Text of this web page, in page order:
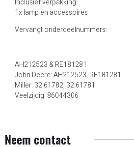
Inclusief verpakking:
1x lamp en accessoires
Vervangt onderdeelnummers:
AH212523 & RE181281
John Deere: AH212523, RE181281
Miller: 32.61782, 32.61781
Veelzijdig: 86044306
Neem contact